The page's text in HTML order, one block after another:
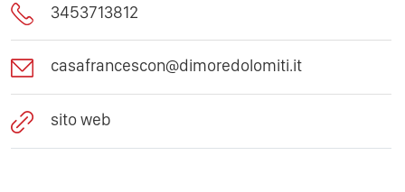
3453713812
casafrancescon@dimoredolomiti.it
sito web